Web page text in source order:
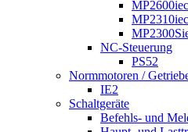
MP2600iec
MP2310iec
NC-Steuerung
PS52
Normmotoren /
IE2
Schaltgeräte
Befehls- und